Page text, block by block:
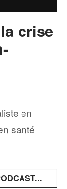
crise
en
santé